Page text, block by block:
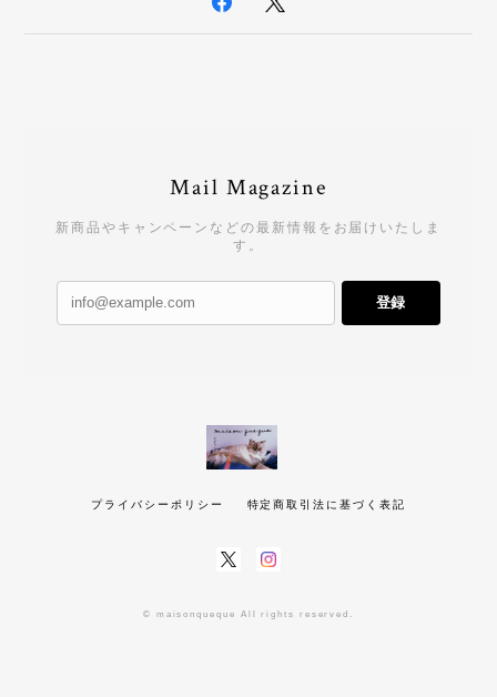
Mail Magazine
新商品やキャンペーンなどの最新情報をお届けいたしま
す。
登録
プライバシーポリシー 特定商取引法に基づく表記
© maisonqueque All rights reserved.